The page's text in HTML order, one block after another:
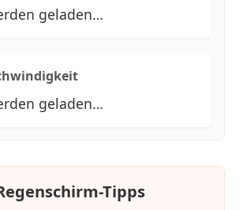
geladen…
geladen…
Tipps